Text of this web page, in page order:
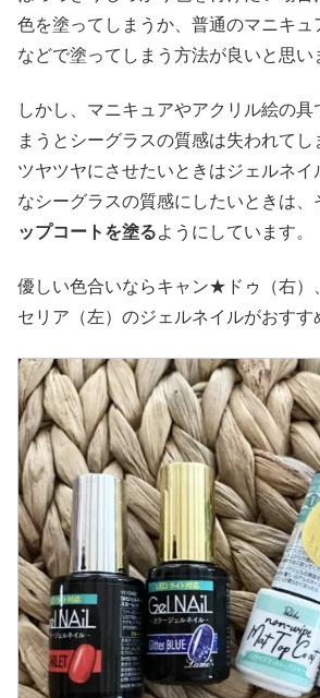
色を塗ってしまうか、普通のマニキュ
などで塗ってしまう方法が良いと思い
しかし、マニキュアやアクリル絵の具
まうとシーグラスの質感は失われて
ツヤツヤにさせたいときはジェルネイ
なシーグラスの質感にしたいときは、
ップコートを塗るようにしています。
優しい色合いならキャン★ドゥ（右）
セリア（左）のジェルネイルがおすす